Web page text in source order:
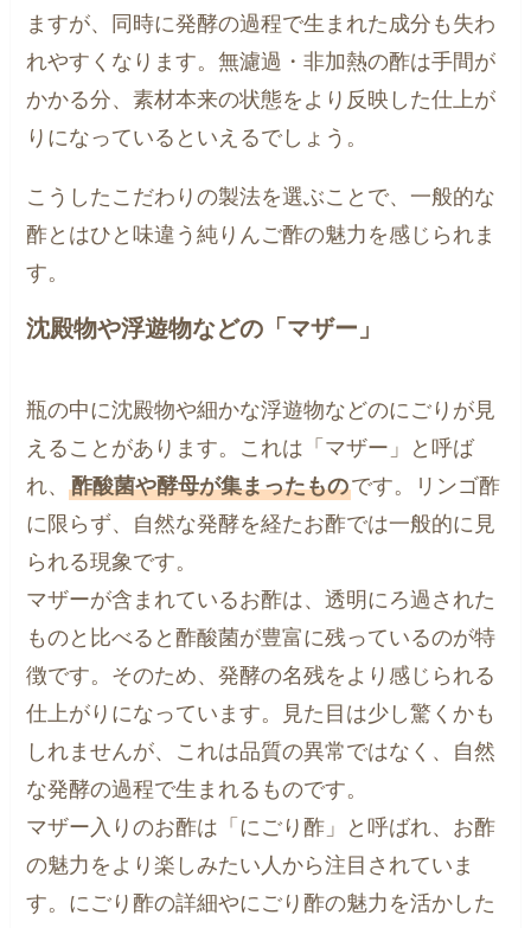
ますが、同時に発酵の過程で生まれた成分も失わ
れやすくなります。無濾過・非加熱の酢は手間が
かかる分、素材本来の状態をより反映した仕上が
りになっているといえるでしょう。
こうしたこだわりの製法を選ぶことで、一般的な
酢とはひと味違う純りんご酢の魅力を感じられま
す。
沈殿物や浮遊物などの「マザー」
瓶の中に沈殿物や細かな浮遊物などのにごりが見
えることがあります。これは「マザー」と呼ば
れ、酢酸菌や酵母が集まったものです。リンゴ酢
に限らず、自然な発酵を経たお酢では一般的に見
られる現象です。
マザーが含まれているお酢は、透明にろ過された
ものと比べると酢酸菌が豊富に残っているのが特
徴です。そのため、発酵の名残をより感じられる
仕上がりになっています。見た目は少し驚くかも
しれませんが、これは品質の異常ではなく、自然
な発酵の過程で生まれるものです。
マザー入りのお酢は「にごり酢」と呼ばれ、お酢
の魅力をより楽しみたい人から注目されていま
す。にごり酢の詳細やにごり酢の魅力を活かした